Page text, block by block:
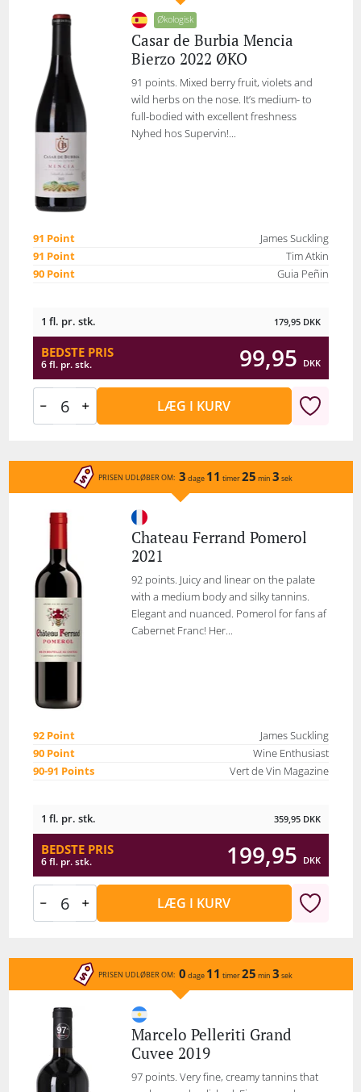
Økologisk
Casar de Burbia Mencia
Bierzo 2022 ØKO
91 points. Mixed berry fruit, violets and
wild herbs on the nose. It’s medium- to
full-bodied with excellent freshness
Nyhed hos Supervin!...
91 Point
James Suckling
91 Point
Tim Atkin
90 Point
Guia Peñin
1 fl. pr. stk. 179,95 DKK
BEDSTE PRIS
6 fl. pr. stk. 99,95 DKK
LÆG I KURV
PRISEN UDLØBER OM: 3 dage 11 timer25 min 3 sek
Chateau Ferrand Pomerol
2021
92 points. Juicy and linear on the palate
with a medium body and silky tannins.
Elegant and nuanced. Pomerol for fans af
Cabernet Franc! Her...
92 Point
James Suckling
90 Point
Wine Enthusiast
90-91 Points
Vert de Vin Magazine
1 fl. pr. stk. 359,95 DKK
BEDSTE PRIS
6 fl. pr. stk. 199,95 DKK
LÆG I KURV
PRISEN UDLØBER OM: 0 dage 11 timer25 min 3 sek
Marcelo Pelleriti Grand
Cuvee 2019
97 points. Very fine, creamy tannins that